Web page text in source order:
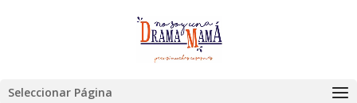
Seleccionar Página